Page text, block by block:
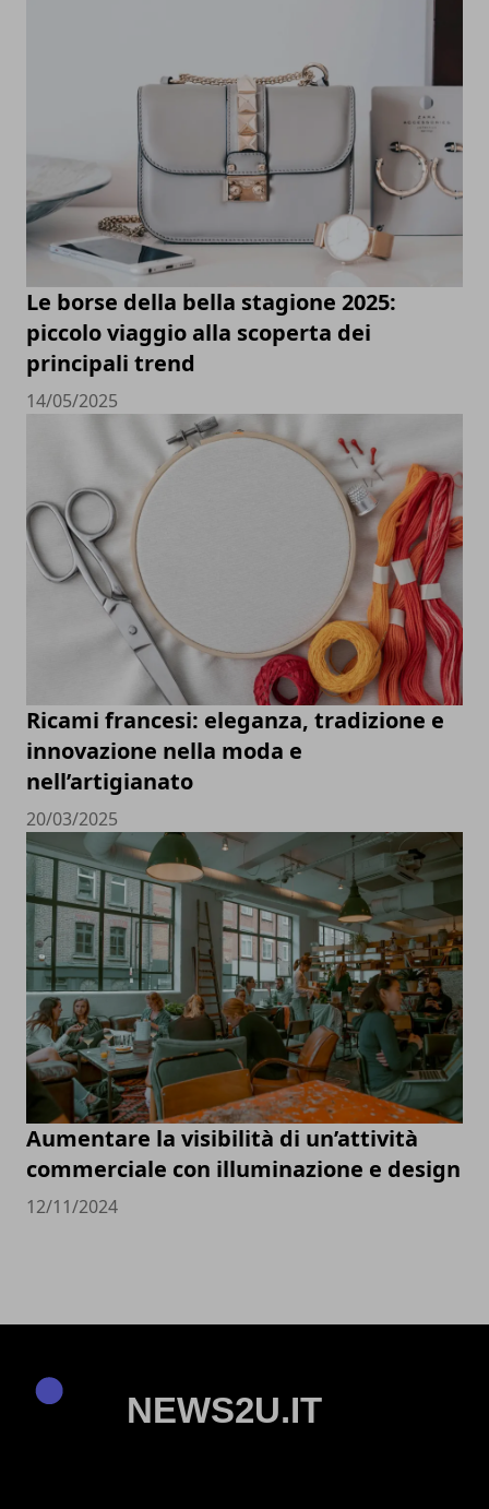
Le borse della bella stagione 2025:
piccolo viaggio alla scoperta dei
principali trend
14/05/2025
Ricami francesi: eleganza, tradizione e
innovazione nella moda e
nell’artigianato
20/03/2025
Aumentare la visibilità di un’attività
commerciale con illuminazione e design
12/11/2024